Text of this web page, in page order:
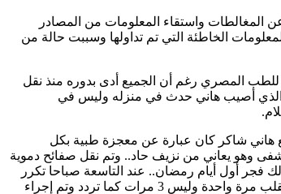
المغالطات واستقاء المعلومات من المصادر
الخاطئة التي تم تداولها وسببت حالة من
المصري رغم أن الجميع أدى بدوره منذ نقل
الذي أصيب هاني حدث في منزله وليس في
شاكر كان عبارة عن معجزة طبية بكل
وهو يعاني من نزيف حاد.. وتم نقل صفائح دموية
فجر أول أيام رمضان.. عند التاسعة صباحا تكرر
النزيف بشكل حاد وتوقفت عضلة القلب مرة واحدة وليس 3 مرات كما تردد وتم إجراء